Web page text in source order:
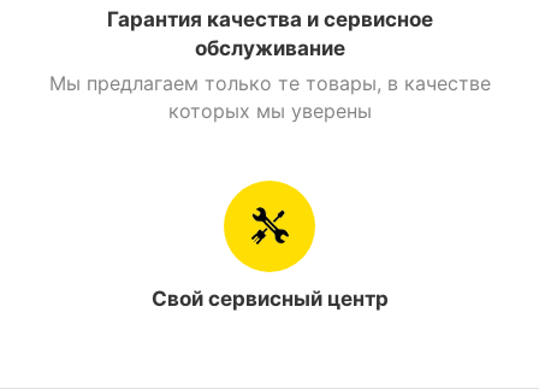
Мотоциклы 200 см. куб. Дорожный
Мотоциклы 200 см. куб. SkyBike
Мотоциклы Дорожный SkyBike
Гарантия качества и сервисное
обслуживание
Мы предлагаем только те товары, в качестве
которых мы уверены
Свой сервисный центр